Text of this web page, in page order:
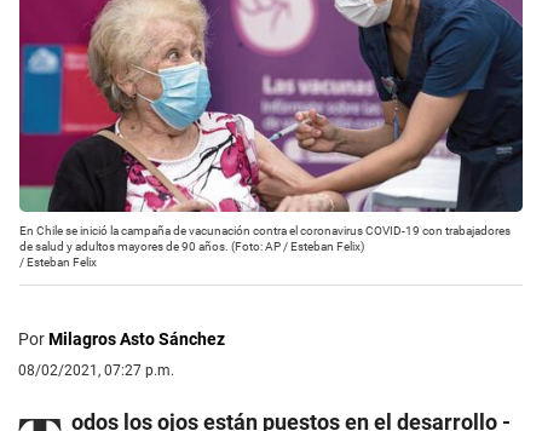
En Chile se inició la campaña de vacunación contra el coronavirus COVID-19 con trabajadores
de salud y adultos mayores de 90 años. (Foto: AP / Esteban Felix)
/ Esteban Felix
PorMilagros Asto Sánchez
08/02/2021, 07:27 p.m.
odos los ojos están puestos en el desarrollo -